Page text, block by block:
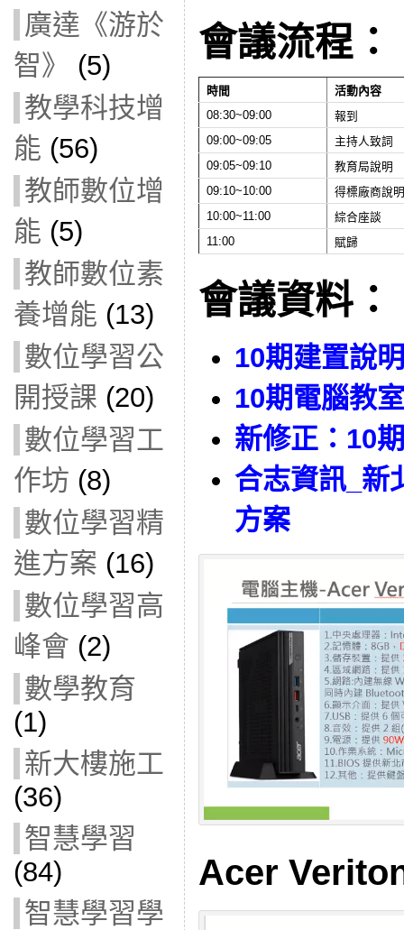
廣達《游於
智》
(5)
教學科技增
能 (56)
教師數位增
能 (5)
教師數位素
養增能 (13)
數位學習公
開授課 (20)
數位學習工
作坊 (8)
數位學習精
進方案 (16)
數位學習高
峰會 (2)
數學教育
(1)
新大樓施工
(36)
智慧學習
(84)
智慧學習學
會議流程：
時間
活動內容
08:30~09:00
報到
09:00~09:05
主持人致詞
09:05~09:10
教育局說明
09:10~10:00
得標廠商說明
10:00~11:00
綜合座談
11:00
賦歸
會議資料：
10期建置說
10期電腦教
新修正： 10
合志資訊_新
方案
Acer